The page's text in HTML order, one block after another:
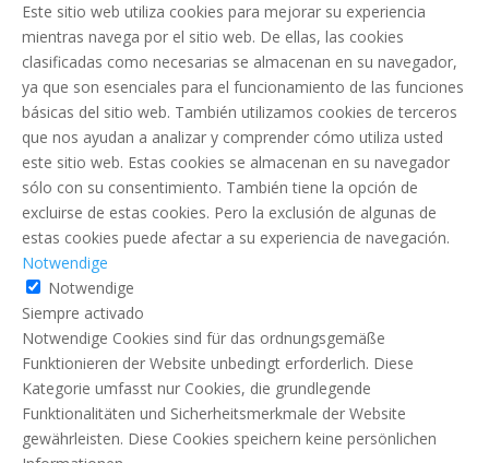
Este sitio web utiliza cookies para mejorar su experiencia
mientras navega por el sitio web. De ellas, las cookies
clasificadas como necesarias se almacenan en su navegador,
ya que son esenciales para el funcionamiento de las funciones
básicas del sitio web. También utilizamos cookies de terceros
que nos ayudan a analizar y comprender cómo utiliza usted
este sitio web. Estas cookies se almacenan en su navegador
sólo con su consentimiento. También tiene la opción de
excluirse de estas cookies. Pero la exclusión de algunas de
estas cookies puede afectar a su experiencia de navegación.
Notwendige
Notwendige
Siempre activado
Notwendige Cookies sind für das ordnungsgemäße
Funktionieren der Website unbedingt erforderlich. Diese
Kategorie umfasst nur Cookies, die grundlegende
Funktionalitäten und Sicherheitsmerkmale der Website
gewährleisten. Diese Cookies speichern keine persönlichen